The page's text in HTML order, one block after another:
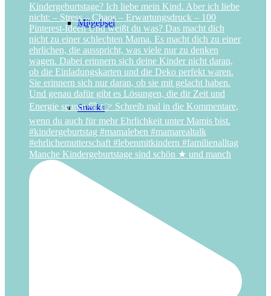
Mitgebsel
Snacks
Manche Kindergeburtstage sind schön ★ und manch